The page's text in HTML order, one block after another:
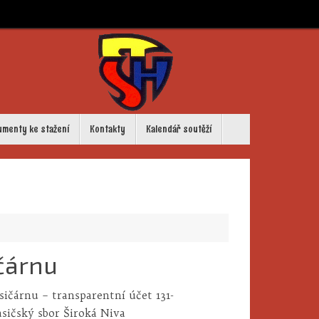
ke stažení Kontakty Kalendář soutěží
– transparentní účet 131-
sbor Široká Niva